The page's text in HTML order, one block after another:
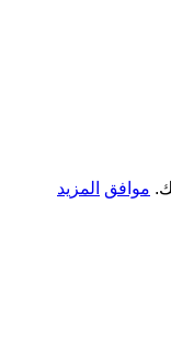
موافق المزيد